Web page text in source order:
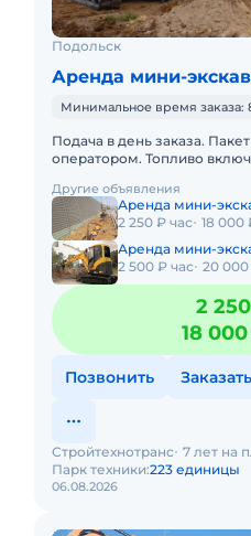
Подольск
Аренда мини-
Минимальное время заказа:
Подача в день заказа.
оператором. Топливо
с малой наработк
Другие объявления
Аренда мини-
2 250 ₽ час 18 000
Аренда мини-
2 500 ₽ час 20
2
18
Позвонить Заказать
06.08.2026
Стройтехнотранс 7 лет на
Парк техники:223 единицы